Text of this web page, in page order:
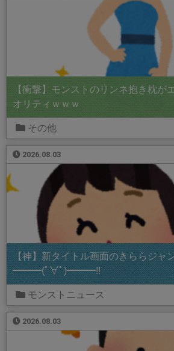
【衝撃】モンストのリンネ抱き枕が
オリティｗｗｗ
その他
2026.08.03
【神】新タイトル画面のきららジャ
━━━(ﾟ∀ﾟ)━━━!!
モンストニュース
2026.08.03